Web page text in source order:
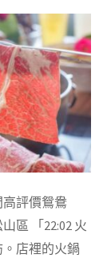
評價鴛鴦
區 「22:02 火
店裡的火鍋